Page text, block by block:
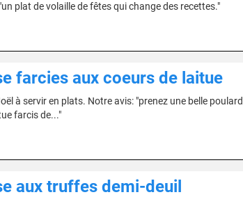
plat de volaille de fêtes qui change des recettes."
farcies aux coeurs de laitue
à servir en plats. Notre avis: "prenez une belle
farcis de..."
aux truffes demi-deuil